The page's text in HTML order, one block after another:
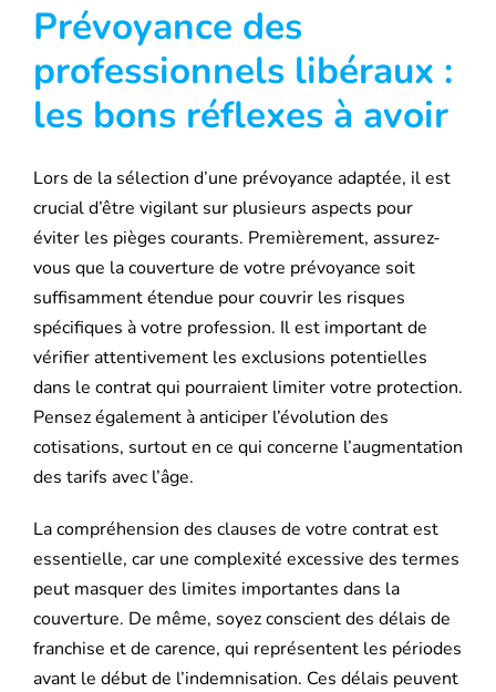
Prévoyance des
professionnels libéraux :
les bons réflexes à avoir
Lors de la sélection d’une prévoyance adaptée, il est
crucial d’être vigilant sur plusieurs aspects pour
éviter les pièges courants. Premièrement, assurez-
vous que la couverture de votre prévoyance soit
suffisamment étendue pour couvrir les risques
spécifiques à votre profession. Il est important de
vérifier attentivement les exclusions potentielles
dans le contrat qui pourraient limiter votre protection.
Pensez également à anticiper l’évolution des
cotisations, surtout en ce qui concerne l’augmentation
des tarifs avec l’âge.
La compréhension des clauses de votre contrat est
essentielle, car une complexité excessive des termes
peut masquer des limites importantes dans la
couverture. De même, soyez conscient des délais de
franchise et de carence, qui représentent les périodes
avant le début de l’indemnisation. Ces délais peuvent